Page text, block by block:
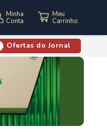
Minha
Conta
Ofertas do Jornal